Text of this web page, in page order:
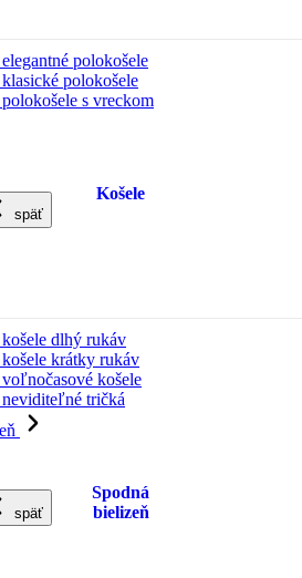
polokošele
klasické polokošele
polokošele s vreckom
späť
Košele
košele dlhý rukáv
košele krátky rukáv
voľnočasové košele
neviditeľné tričká
späť
Spodná
bielizeň